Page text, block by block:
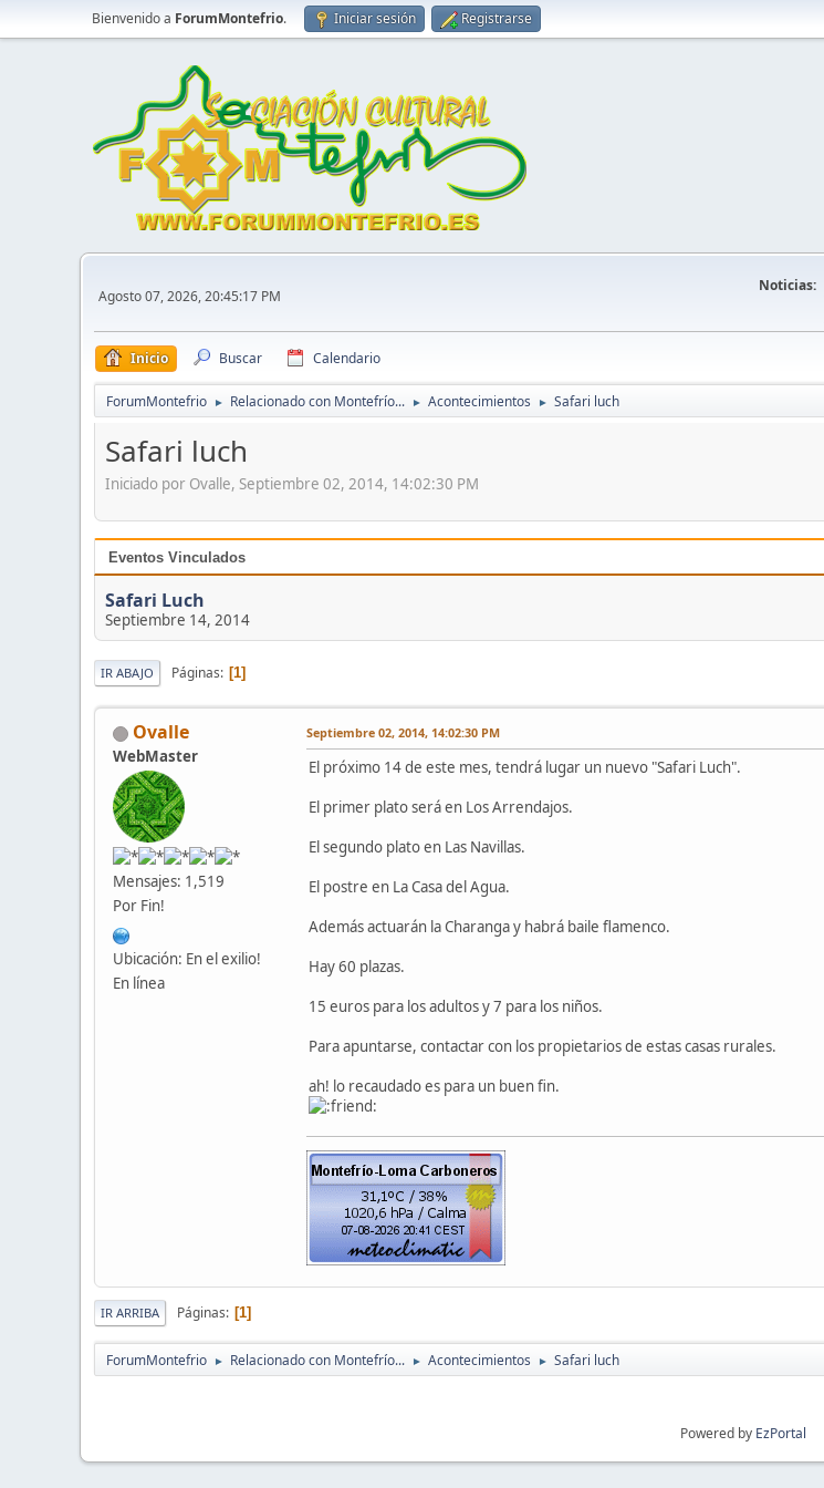
Bienvenido a ForumMontefrio. Iniciar sesión Registrarse
Agosto 07, 2026, 20:45:17 PM
Noticias:
Inicio Buscar Calendario
ForumMontefrio ► Relacionado con Montefrío... ► Acontecimientos ► Safari luch
Safari luch
Iniciado por Ovalle, Septiembre 02, 2014, 14:02:30 PM
Eventos Vinculados
Safari Luch
Septiembre 14, 2014
IR ABAJO Páginas 1
Ovalle
WebMaster
Mensajes: 1,519
Por Fin!
Ubicación: En el exilio!
En línea
Septiembre 02, 2014, 14:02:30 PM
El próximo 14 de este mes, tendrá lugar un nuevo "Safari Luch".
El primer plato será en Los Arrendajos.
El segundo plato en Las Navillas.
El postre en La Casa del Agua.
Además actuarán la Charanga y habrá baile flamenco.
Hay 60 plazas.
15 euros para los adultos y 7 para los niños.
Para apuntarse, contactar con los propietarios de estas casas rurales.
ah! lo recaudado es para un buen fin.
IR ARRIBA Páginas 1
ForumMontefrio ► Relacionado con Montefrío... ► Acontecimientos ► Safari luch
Powered by EzPortal